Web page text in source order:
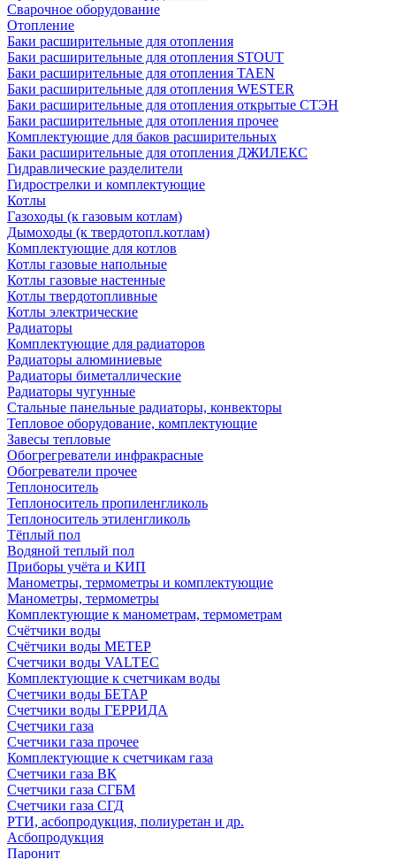
Сварочное оборудование
Отопление
Баки расширительные для отопления
Баки расширительные для отопления STOUT
Баки расширительные для отопления TAEN
Баки расширительные для отопления WESTER
Баки расширительные для отопления открытые СТЭН
Баки расширительные для отопления прочее
Комплектующие для баков расширительных
Баки расширительные для отопления ДЖИЛЕКС
Гидравлические разделители
Гидрострелки и комплектующие
Котлы
Газоходы (к газовым котлам)
Дымоходы (к твердотопл.котлам)
Комплектующие для котлов
Котлы газовые напольные
Котлы газовые настенные
Котлы твердотопливные
Котлы электрические
Радиаторы
Комплектующие для радиаторов
Радиаторы алюминиевые
Радиаторы биметаллические
Радиаторы чугунные
Стальные панельные радиаторы, конвекторы
Тепловое оборудование, комплектующие
Завесы тепловые
Обогрегреватели инфракрасные
Обогреватели прочее
Теплоноситель
Теплоноситель пропиленгликоль
Теплоноситель этиленгликоль
Тёплый пол
Водяной теплый пол
Приборы учёта и КИП
Манометры, термометры и комплектующие
Манометры, термометры
Комплектующие к манометрам, термометрам
Счётчики воды
Счётчики воды МЕТЕР
Счетчики воды VALTEC
Комплектующие к счетчикам воды
Счетчики воды БЕТАР
Счетчики воды ГЕРРИДА
Счетчики газа
Счетчики газа прочее
Комплектующие к счетчикам газа
Счетчики газа ВК
Счетчики газа СГБМ
Счетчики газа СГД
РТИ, асбопродукция, полиуретан и др.
Асбопродукция
Паронит